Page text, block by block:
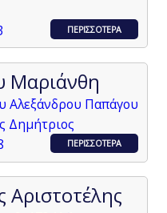
ΠΕΡΙΣΣΟΤΕΡΑ
Μαριάνθη
Αλεξάνδρου Παπάγου
Δημήτριος
ΠΕΡΙΣΣΟΤΕΡΑ